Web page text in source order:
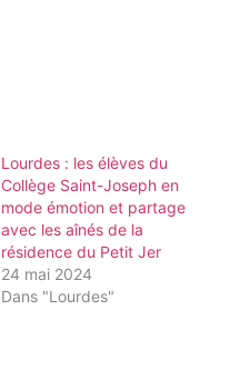
Lourdes : les élèves du
Collège Saint-Joseph en
mode émotion et partage
avec les aînés de la
résidence du Petit Jer
24 mai 2024
Dans "Lourdes"